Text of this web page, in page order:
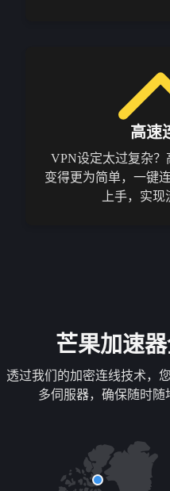
高速
VPN设定太过复杂
变得更为简单，一键
上手，实现
芒果加速
透过我们的加密连线技术，
多伺服器，确保随时随